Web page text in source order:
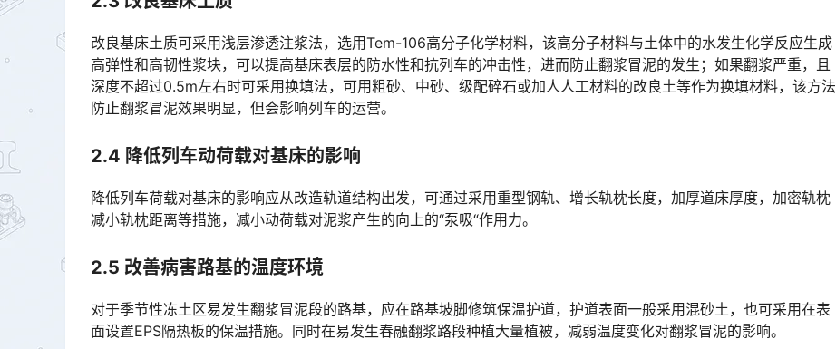
改良基床土质可采用浅层渗透注浆法，选用Tem-106高分子化学材料，该高分子材料与土体中的水发生化学反应生成
高弹性和高韧性浆块，可以提高基床表层的防水性和抗列车的冲击性，进而防止翻浆冒泥的发生；如果翻浆严重，且
深度不超过0.5m左右时可采用换填法，可用粗砂、中砂、级配碎石或加人人工材料的改良土等作为换填材料，该方法
防止翻浆冒泥效果明显，但会影响列车的运营。󠅅󠅃󠄵󠅂󠄪󠇖󠆨󠆨󠇕󠆞󠆒󠅬󠇘󠆭󠆘󠇙󠆝󠅵󠇗󠆭󠆁󠄐󠇗󠅹󠅸󠇖󠆍󠅳󠇖󠅹󠅰󠇖󠆌󠅹
2.4 降低列车动荷载对基床的影响
降低列车荷载对基床的影响应从改造轨道结构出发，可通过采用重型钢轨、增长轨枕长度，加厚道床厚度，加密轨枕
减小轨枕距离等措施，减小动荷载对泥浆产生的向上的“泵吸“作用力。󠅅󠅃󠄵󠅂󠄪󠇖󠆨󠆨󠇕󠆞󠆒󠅬󠇘󠆭󠆘󠇙󠆝󠅵󠇗󠆭󠆁󠄐󠇗󠅹󠅸󠇖󠆍󠅳󠇖󠅹󠅰󠇖󠆌󠅹
2.5 改善病害路基的温度环境
对于季节性冻土区易发生翻浆冒泥段的路基，应在路基坡脚修筑保温护道，护道表面一般采用混砂土，也可采用在表
面设置EPS隔热板的保温措施。同时在易发生春融翻浆路段种植大量植被，减弱温度变化对翻浆冒泥的影响。󠅅󠅃󠄵󠅂󠄪󠇖󠆨󠆨󠇕󠆞󠆒󠅬󠇘󠆭󠆘󠇙󠆝󠅵󠇗󠆭󠆁󠄐󠇗󠅹󠅸󠇖󠆍󠅳󠇖󠅹󠅰󠇖󠆌󠅹